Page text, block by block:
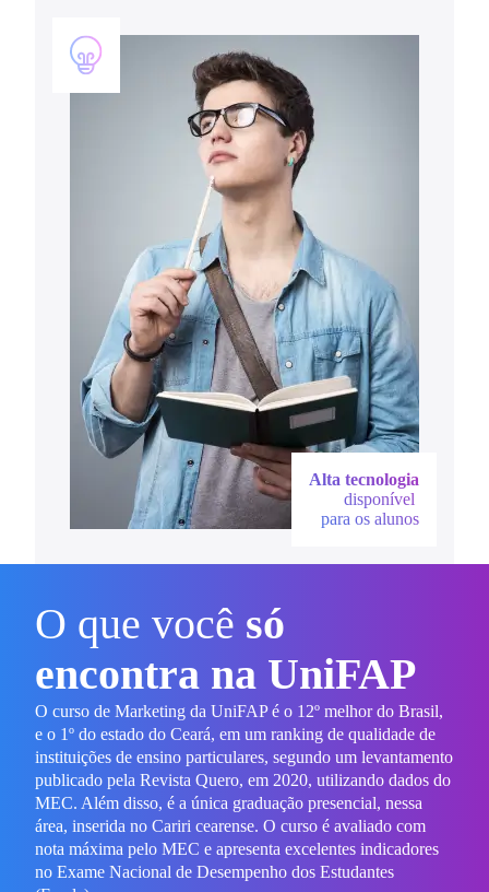
Alta tecnologia
disponível
para os alunos
O que você só
encontra na UniFAP
O curso de Marketing da UniFAP é o 12º melhor do Brasil,
e o 1º do estado do Ceará, em um ranking de qualidade de
instituições de ensino particulares, segundo um levantamento
publicado pela Revista Quero, em 2020, utilizando dados do
MEC. Além disso, é a única graduação presencial, nessa
área, inserida no Cariri cearense. O curso é avaliado com
nota máxima pelo MEC e apresenta excelentes indicadores
no Exame Nacional de Desempenho dos Estudantes